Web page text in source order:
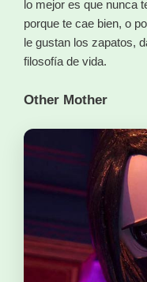
lo mejor es que nunca
porque te cae bien, o
le gustan los zapatos,
filosofía de vida.
Other Mother